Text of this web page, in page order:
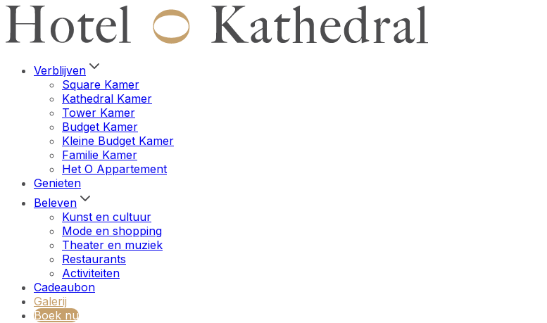
Verblijven
Square Kamer
Kathedral Kamer
Tower Kamer
Budget Kamer
Kleine Budget Kamer
Familie Kamer
Het O Appartement
Genieten
Beleven
Kunst en cultuur
Mode en shopping
Theater en muziek
Restaurants
Activiteiten
Cadeaubon
Galerij
Boek nu